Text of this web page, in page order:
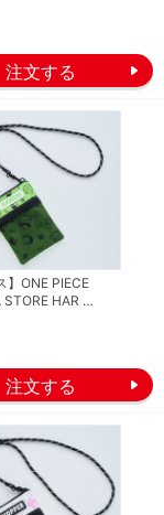
】ONE PIECE
STORE HAR …